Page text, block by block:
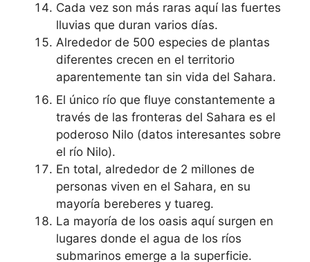
Cada vez son más raras aquí las fuertes
lluvias que duran varios días.
Alrededor de 500 especies de plantas
diferentes crecen en el territorio
aparentemente tan sin vida del Sahara.
El único río que fluye constantemente a
través de las fronteras del Sahara es el
poderoso Nilo (datos interesantes sobre
el río Nilo).
En total, alrededor de 2 millones de
personas viven en el Sahara, en su
mayoría bereberes y tuareg.
La mayoría de los oasis aquí surgen en
lugares donde el agua de los ríos
submarinos emerge a la superficie.